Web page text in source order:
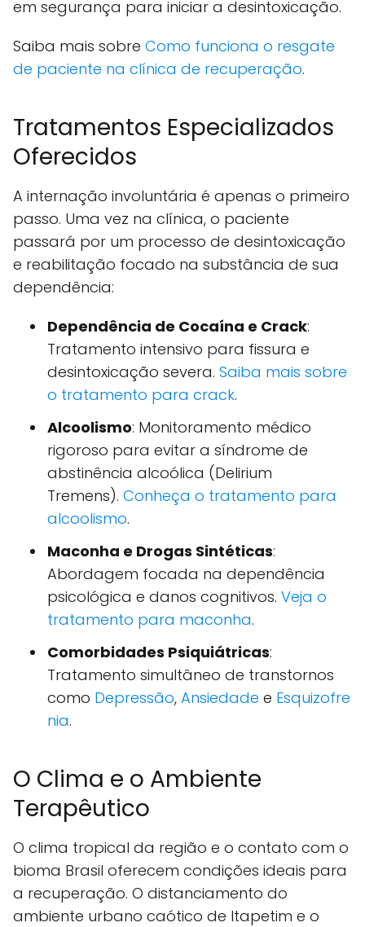
em segurança para iniciar a desintoxicação.
Saiba mais sobre Como funciona o resgate
de paciente na clínica de recuperação.
Tratamentos Especializados
Oferecidos
A internação involuntária é apenas o primeiro
passo. Uma vez na clínica, o paciente
passará por um processo de desintoxicação
e reabilitação focado na substância de sua
dependência:
Dependência de Cocaína e Crack:
Tratamento intensivo para fissura e
desintoxicação severa. Saiba mais sobre
o tratamento para crack.
Alcoolismo: Monitoramento médico
rigoroso para evitar a síndrome de
abstinência alcoólica (Delirium
Tremens). Conheça o tratamento para
alcoolismo.
Maconha e Drogas Sintéticas:
Abordagem focada na dependência
psicológica e danos cognitivos. Veja o
tratamento para maconha.
Comorbidades Psiquiátricas:
Tratamento simultâneo de transtornos
como Depressão, Ansiedade e Esquizofre
nia.
O Clima e o Ambiente
Terapêutico
O clima tropical da região e o contato com o
bioma Brasil oferecem condições ideais para
a recuperação. O distanciamento do
ambiente urbano caótico de Itapetim e o